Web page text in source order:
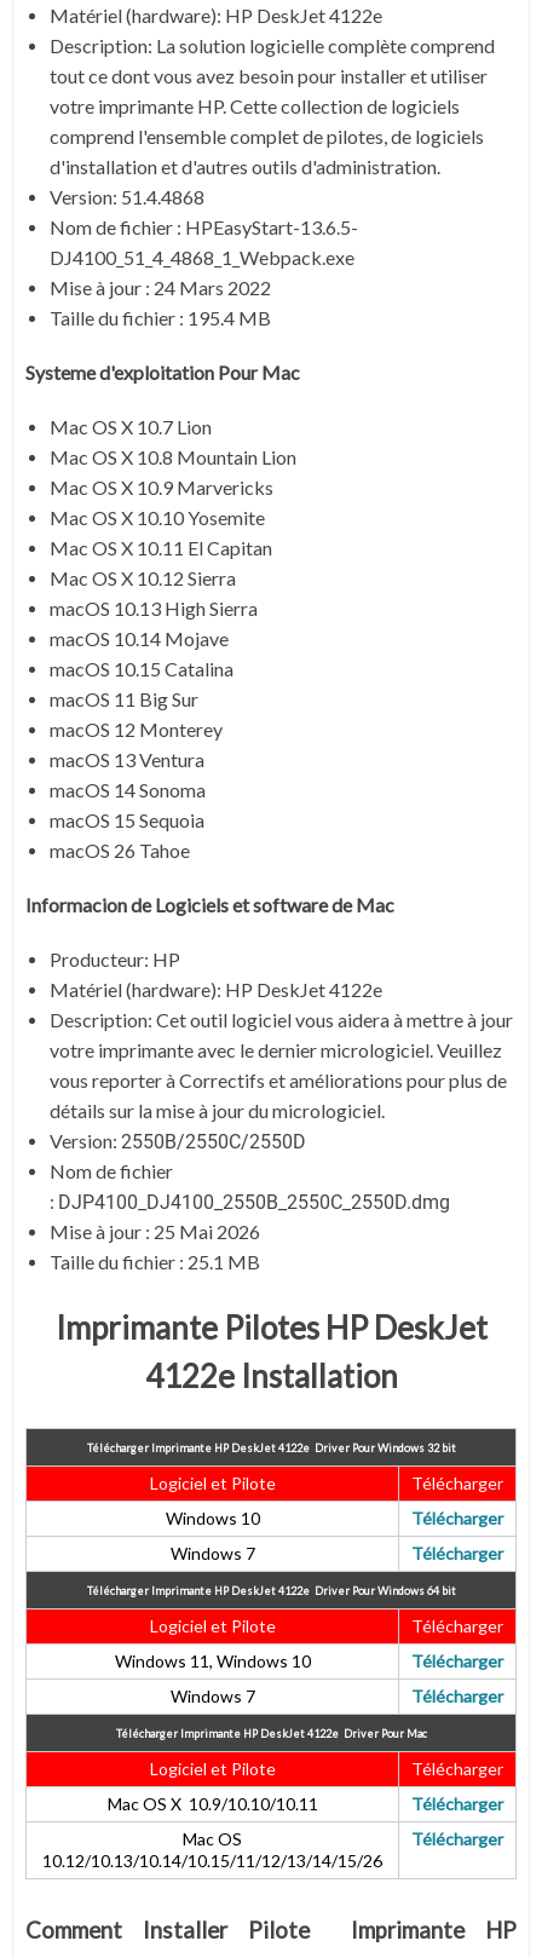
Matériel (hardware): HP DeskJet 4122e
Description: La solution logicielle complète comprend
tout ce dont vous avez besoin pour installer et utiliser
votre imprimante HP. Cette collection de logiciels
comprend l'ensemble complet de pilotes, de logiciels
d'installation et d'autres outils d'administration.
Version: 51.4.4868
Nom de fichier : HPEasyStart-13.6.5-
DJ4100_51_4_4868_1_Webpack.exe
Mise à jour : 24 Mars 2022
Taille du fichier : 195.4 MB
Systeme d'exploitation Pour Mac
Mac OS X 10.7 Lion
Mac OS X 10.8 Mountain Lion
Mac OS X 10.9 Marvericks
Mac OS X 10.10 Yosemite
Mac OS X 10.11 El Capitan
Mac OS X 10.12 Sierra
macOS 10.13 High Sierra
macOS 10.14 Mojave
macOS 10.15 Catalina
macOS 11 Big Sur
macOS 12 Monterey
macOS 13 Ventura
macOS 14 Sonoma
macOS 15 Sequoia
macOS 26 Tahoe
Informacion de Logiciels et software de Mac
Producteur: HP
Matériel (hardware): HP DeskJet 4122e
Description: Cet outil logiciel vous aidera à mettre à jour
votre imprimante avec le dernier micrologiciel. Veuillez
vous reporter à Correctifs et améliorations pour plus de
détails sur la mise à jour du micrologiciel.
Version: 2550B/2550C/2550D
Nom de fichier
: DJP4100_DJ4100_2550B_2550C_2550D.dmg
Mise à jour : 25 Mai 2026
Taille du fichier : 25.1 MB
Imprimante Pilotes HP DeskJet
4122e Installation
Télécharger Imprimante HP DeskJet 4122e Driver Pour Windows 32 bit
Logiciel et Pilote
Télécharger
Windows 10
Télécharger
Windows 7
Télécharger
Télécharger Imprimante HP DeskJet 4122e Driver Pour Windows 64 bit
Logiciel et Pilote
Télécharger
Windows 11, Windows 10
Télécharger
Windows 7
Télécharger
Télécharger Imprimante HP DeskJet 4122e Driver Pour Mac
Logiciel et Pilote
Télécharger
Mac OS X 10.9/10.10/10.11
Télécharger
Mac OS
10.12/10.13/10.14/10.15/11/12/13/14/15/26
Télécharger
Comment Installer Pilote Imprimante HP